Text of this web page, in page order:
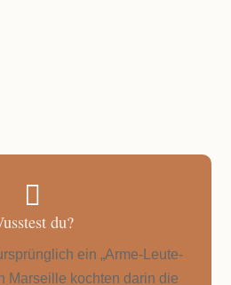

du?
ein „Arme-Leute-
Marseille kochten darin die